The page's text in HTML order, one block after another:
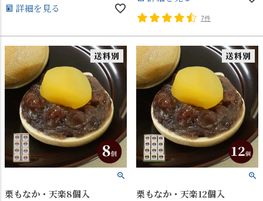
詳細を見る
7件
栗もなか・天楽8個入
栗もなか・天楽12個入